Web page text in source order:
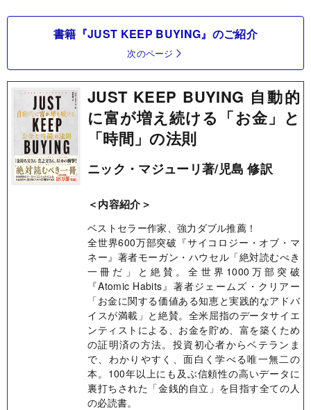
書籍『JUST KEEP BUYING』のご紹介
次のページ
JUST KEEP BUYING 自動的
に富が増え続ける「お金」と
「時間」の法則
ニック・マジューリ著/児島 修訳
＜内容紹介＞
ベストセラー作家、強力ダブル推薦！
全世界600万部突破『サイコロジー・オブ・マ
ネー』著者モーガン・ハウセル「絶対読むべき
一冊だ」と絶賛。全世界1000万部突破
『Atomic Habits』著者ジェームズ・クリアー
「お金に関する価値ある知恵と実践的なアドバ
イスが満載」と絶賛。全米屈指のデータサイエ
ンティストによる、お金を貯め、富を築くため
の証明済の方法。投資初心者からベテランま
で、わかりやすく、面白く学べる唯一無二の
本。100年以上にも及ぶ信頼性の高いデータに
裏打ちされた「金銭的自立」を目指す全ての人
の必読書。